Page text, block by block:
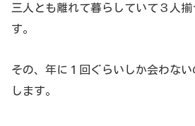
三人とも離れて暮らしていて３人
す。
その、年に１回ぐらいしか会わな
します。